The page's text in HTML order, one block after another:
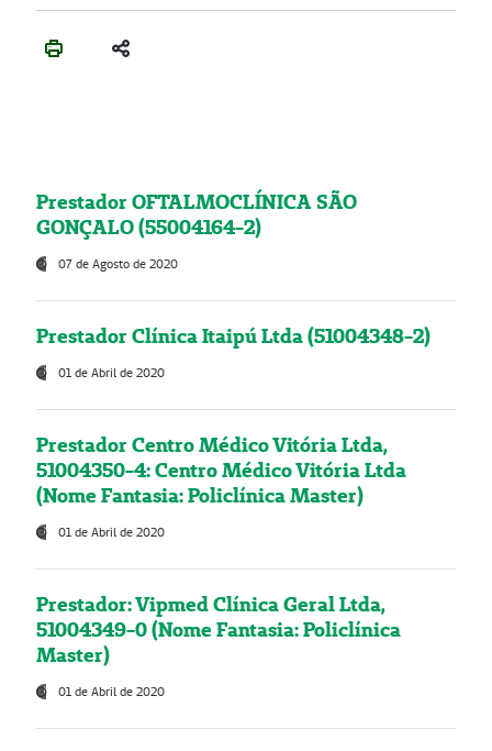
Prestador OFTALMOCLÍNICA SÃO
GONÇALO (55004164-2)
07 de Agosto de 2020
Prestador Clínica Itaipú Ltda (51004348-2)
01 de Abril de 2020
Prestador Centro Médico Vitória Ltda,
51004350-4: Centro Médico Vitória Ltda
(Nome Fantasia: Policlínica Master)
01 de Abril de 2020
Prestador: Vipmed Clínica Geral Ltda,
51004349-0 (Nome Fantasia: Policlínica
Master)
01 de Abril de 2020